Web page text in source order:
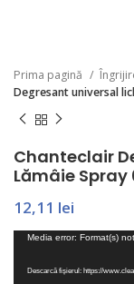
Prima pagină
Degresant universal
Chanteclair
Lămâie Spray
12,11 lei
Player
Media error: Format(s)
Descarcă fișierul: https://